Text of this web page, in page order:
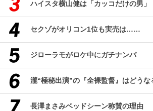
ハイスタ横山健は「カッコだけの男」
セクゾがオリコン1位も実売は……
ジローラモがロケ中にガチナンパ
瀧“極秘出演”の『全裸監督』はどうな
長澤まさみベッドシーン称賛の理由